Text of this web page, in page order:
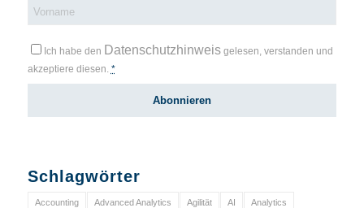
Ich habe den Datenschutzhinweisgelesen, verstanden und
akzeptiere diesen. *
Schlagwörter
Accounting Advanced Analytics Agilität AI Analytics